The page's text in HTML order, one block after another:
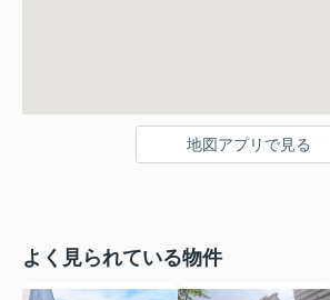
地図アプリで見る
よく見られている物件